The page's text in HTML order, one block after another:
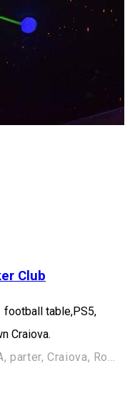
Club
football table,PS5,
Craiova.
Bulevardul Carol I, nr 4, bl M6, sc A, parter, Craiova, Romania